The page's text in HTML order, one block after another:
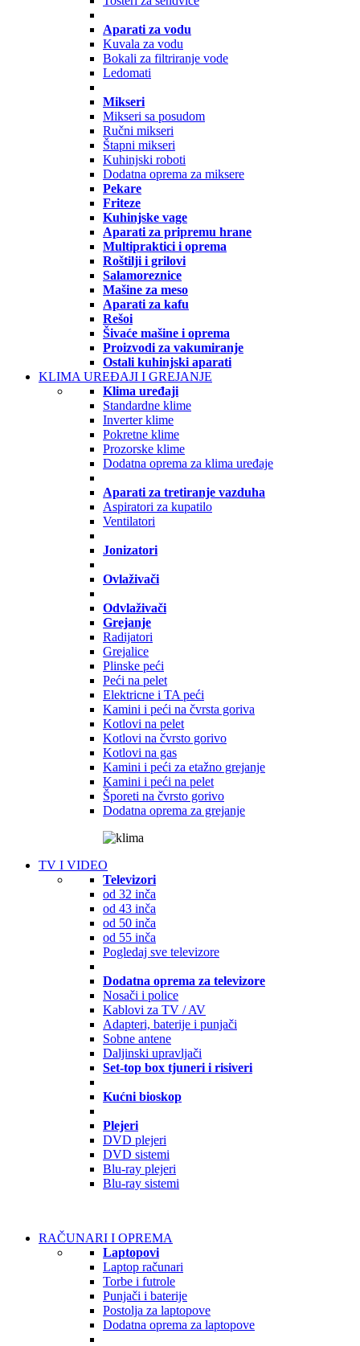
Aparati za vodu
Kuvala za vodu
Bokali za filtriranje vode
Ledomati
Mikseri
Mikseri sa posudom
Ručni mikseri
Štapni mikseri
Kuhinjski roboti
Dodatna oprema za miksere
Pekare
Friteze
Kuhinjske vage
Aparati za pripremu hrane
Multipraktici i oprema
Roštilji i grilovi
Salamoreznice
Mašine za meso
Aparati za kafu
Rešoi
Šivaće mašine i oprema
Proizvodi za vakumiranje
Ostali kuhinjski aparati
KLIMA UREĐAJI I GREJANJE
Klima uređaji
Standardne klime
Inverter klime
Pokretne klime
Prozorske klime
Dodatna oprema za klima uređaje
Aparati za tretiranje vazduha
Aspiratori za kupatilo
Ventilatori
Jonizatori
Ovlaživači
Odvlaživači
Grejanje
Radijatori
Grejalice
Plinske peći
Peći na pelet
Elektricne i TA peći
Kamini i peći na čvrsta goriva
Kotlovi na pelet
Kotlovi na čvrsto gorivo
Kotlovi na gas
Kamini i peći za etažno grejanje
Kamini i peći na pelet
Šporeti na čvrsto gorivo
Dodatna oprema za grejanje
TV I VIDEO
Televizori
od 32 inča
od 43 inča
od 50 inča
od 55 inča
Pogledaj sve televizore
Dodatna oprema za televizore
Nosači i police
Kablovi za TV / AV
Adapteri, baterije i punjači
Sobne antene
Daljinski upravljači
Set-top box tjuneri i risiveri
Kućni bioskop
Plejeri
DVD plejeri
DVD sistemi
Blu-ray plejeri
Blu-ray sistemi
RAČUNARI I OPREMA
Laptopovi
Laptop računari
Torbe i futrole
Punjači i baterije
Postolja za laptopove
Dodatna oprema za laptopove